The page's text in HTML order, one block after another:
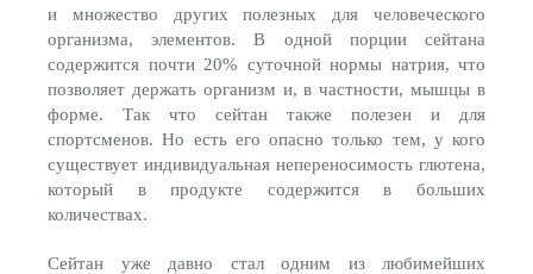
и множество других полезных для человеческого
организма, элементов. В одной порции сейтана
содержится почти 20% суточной нормы натрия, что
позволяет держать организм и, в частности, мышцы в
форме. Так что сейтан также полезен и для
спортсменов. Но есть его опасно только тем, у кого
существует индивидуальная непереносимость глютена,
который в продукте содержится в больших
количествах.
Сейтан уже давно стал одним из любимейших